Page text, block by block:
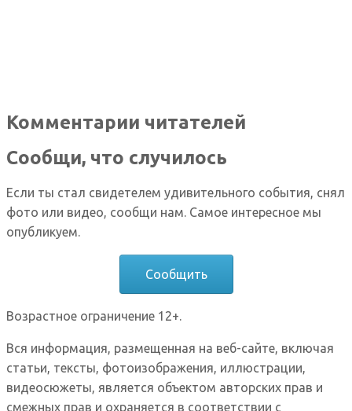
Комментарии читателей
Сообщи, что случилось
Если ты стал свидетелем удивительного события, снял
фото или видео, сообщи нам. Самое интересное мы
опубликуем.
Сообщить
Возрастное ограничение 12+.
Вся информация, размещенная на веб-сайте, включая
статьи, тексты, фотоизображения, иллюстрации,
видеосюжеты, является объектом авторских прав и
смежных прав и охраняется в соответствии с